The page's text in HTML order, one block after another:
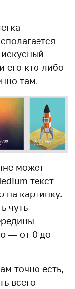
искусный
его кто-либо
там.
может
текст
на картинку.
чуть
— от 0 до
точно есть,
всего